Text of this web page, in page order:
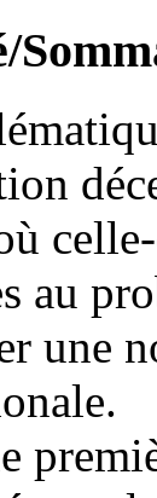
au
une